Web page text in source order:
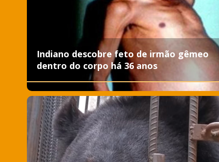
Indiano descobre feto de irmão gêmeo
dentro do corpo há 36 anos